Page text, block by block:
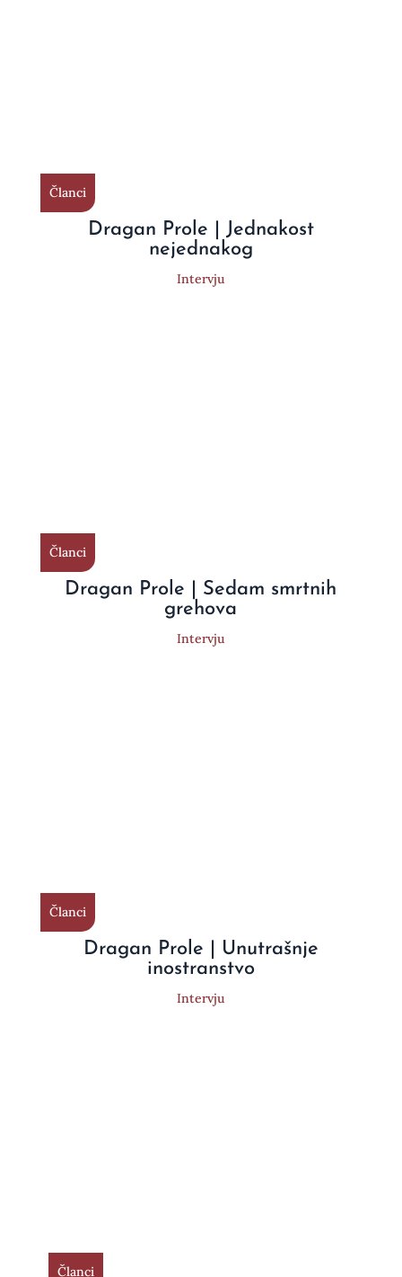
Članci
Dragan Prole | Jednakost
nejednakog
Intervju
Članci
Dragan Prole | Sedam smrtnih
grehova
Intervju
Članci
Dragan Prole | Unutrašnje
inostranstvo
Intervju
Članci